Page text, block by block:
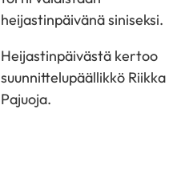
heijastinpäivänä siniseksi.
Heijastinpäivästä kertoo
suunnittelupäällikkö Riikka
Pajuoja.